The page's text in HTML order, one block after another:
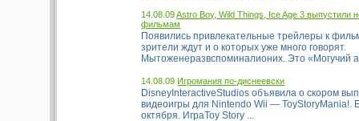
14.08.09Astro Boy, Wild Things, Ice Age 3 выпустили
фильмам
Появились привлекательные трейлеры к
зрители ждут и о которых уже много говорят.
Мытоженеразвспоминалионих. Это «Могучий
14.08.09Игромания по-диснеевски
DisneyInteractiveStudios объявила о скором
видеоигры для Nintendo Wii — ToyStoryMania!.
октября. ИграToy Story ...